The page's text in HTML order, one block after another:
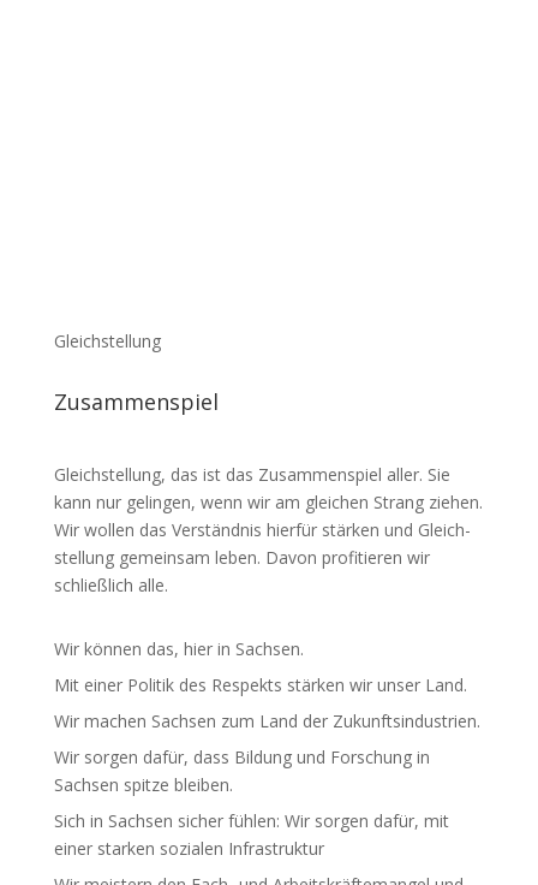
Gleichstellung
Zusam­men­spiel
Gleich­stellung, das ist das Zusam­men­spiel aller. Sie
kann nur gelingen, wenn wir am gleichen Strang ziehen.
Wir wollen das Verständnis hierfür stärken und Gleich­
stellung gemeinsam leben. Davon profi­tieren wir
schließlich alle.
Wir können das, hier in Sachsen.
Mit einer Politik des Respekts stärken wir unser Land.
Wir machen Sachsen zum Land der Zukunfts­in­dus­trien.
Wir sorgen dafür, dass Bildung und Forschung in
Sachsen spitze bleiben.
Sich in Sachsen sicher fühlen: Wir sorgen dafür, mit
einer starken sozialen Infra­struktur